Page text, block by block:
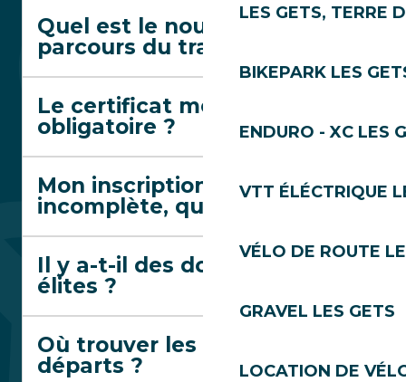
LES GETS, TERRE
BIKEPARK LES
ENDURO - XC LES
VTT ÉLÉCTRIQUE
VÉLO DE ROUTE
GRAVEL LES GETS
LOCATION DE
Quel est le nouveau
parcours du trail rouge ?
Le certificat médical est-il
obligatoire ?
Mon inscription est notée
incomplète, que faire ?
Il y a-t-il des dossards
élites ?
Où trouver les horaires de
départs ?